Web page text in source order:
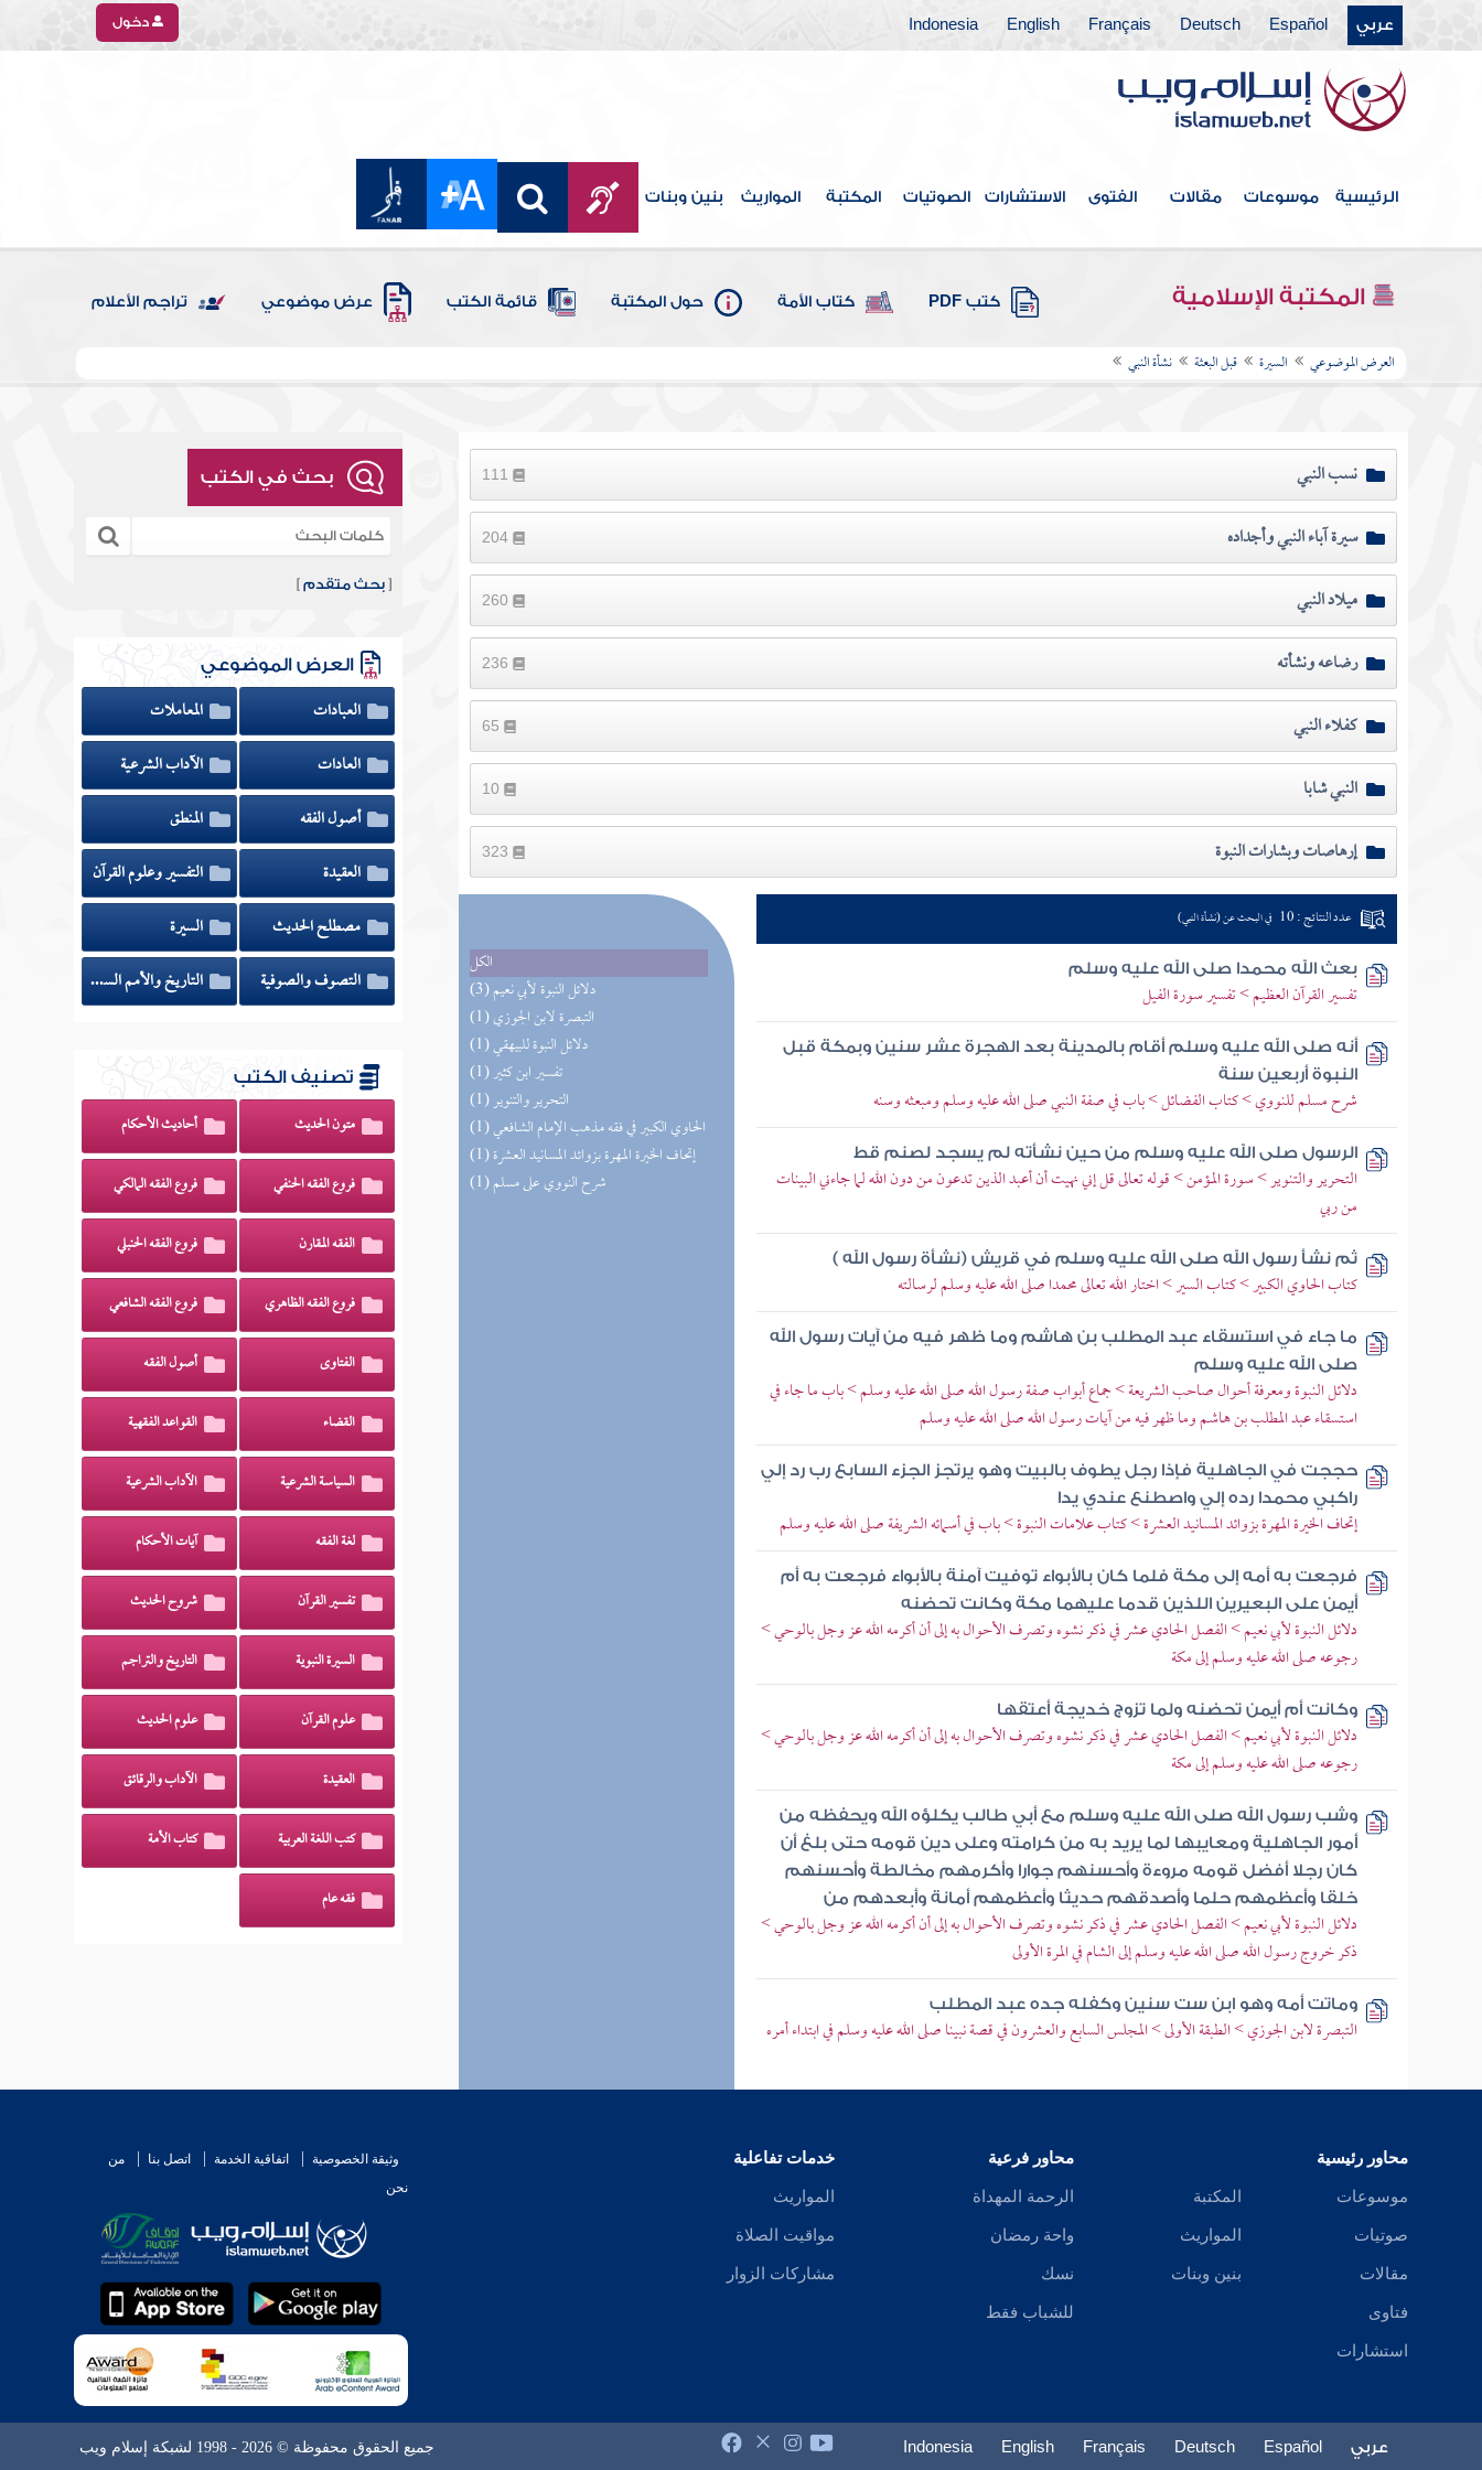
عربي Español
Deutsch
Français
English
Indonesia دخول
الرئيسية موسوعات مقالات الفتوى الاستشارات الصوتيات المكتبة المواريث بنين وبنات
المكتبة الإسلامية كتب PDF كتاب الأمة حول المكتبة قائمة الكتب عرض موضوعي تراجم الأعلام
العرض الموضوعي السيرة قبل البعثة نشأة النبي
نسب النبي
سيرة آباء النبي وأجداده 204
ميلاد النبي
رضاعه ونشأته
كفلاء النبي
النبي شابا
إرهاصات وبشارات النبوة
الكل
(3) دلائل النبوة لأبي نعيم
(1) التبصرة لابن الجوزي
(1) دلائل النبوة للبيهقي
(1) تفسير ابن كثير
(1) التحرير والتنوير
(1) الحاوي الكبير في فقه مذهب الإمام الشافعي
(1) إتحاف الخيرة المهرة بزوائد المسانيد العشرة
(1) شرح النووي على مسلم
عدد النتائج : 10 في البحث عن (نشأة النبي)
بعث الله محمدا صلى الله عليه وسلم
تفسير القرآن العظيم > تفسير سورة الفيل
أنه صلى الله عليه وسلم أقام بالمدينة بعد الهجرة عشر سنين وبمكة قبل
النبوة أربعين سنة
شرح مسلم للنووي > كتاب الفضائل > باب في صفة النبي صلى الله عليه وسلم ومبعثه وسنه
الرسول صلى الله عليه وسلم من حين نشأته لم يسجد لصنم قط
التحرير والتنوير > سورة المؤمن > قوله تعالى قل إني نهيت أن أعبد الذين تدعون من دون الله لما جاءني البينات
من ربي
ثم نشأ رسول الله صلى الله عليه وسلم في قريش (نشأة رسول الله )
كتاب الحاوي الكبير > كتاب السير > اختار الله تعالى محمدا صلى الله عليه وسلم لرسالته
ما جاء في استسقاء عبد المطلب بن هاشم وما ظهر فيه من آيات رسول الله
صلى الله عليه وسلم
دلائل النبوة ومعرفة أحوال صاحب الشريعة > جماع أبواب صفة رسول الله صلى الله عليه وسلم > باب ما جاء في
استسقاء عبد المطلب بن هاشم وما ظهر فيه من آيات رسول الله صلى الله عليه وسلم
حججت في الجاهلية فإذا رجل يطوف بالبيت وهو يرتجز الجزء السابع رب رد إلي
راكبي محمدا رده إلي واصطنع عندي يدا
إتحاف الخيرة المهرة بزوائد المسانيد العشرة > كتاب علامات النبوة > باب في أسمائه الشريفة صلى الله عليه وسلم
فرجعت به أمه إلى مكة فلما كان بالأبواء توفيت آمنة بالأبواء فرجعت به أم
أيمن على البعيرين اللذين قدما عليهما مكة وكانت تحضنه
دلائل النبوة لأبي نعيم > الفصل الحادي عشر في ذكر نشوه وتصرف الأحوال به إلى أن أكرمه الله عز وجل بالوحي >
رجوعه صلى الله عليه وسلم إلى مكة
وكانت أم أيمن تحضنه ولما تزوج خديجة أعتقها
دلائل النبوة لأبي نعيم > الفصل الحادي عشر في ذكر نشوه وتصرف الأحوال به إلى أن أكرمه الله عز وجل بالوحي >
رجوعه صلى الله عليه وسلم إلى مكة
وشب رسول الله صلى الله عليه وسلم مع أبي طالب يكلؤه الله ويحفظه من
أمور الجاهلية ومعايبها لما يريد به من كرامته وعلى دين قومه حتى بلغ أن
كان رجلا أفضل قومه مروءة وأحسنهم جوارا وأكرمهم مخالطة وأحسنهم
خلقا وأعظمهم حلما وأصدقهم حديثا وأعظمهم أمانة وأبعدهم من
دلائل النبوة لأبي نعيم > الفصل الحادي عشر في ذكر نشوه وتصرف الأحوال به إلى أن أكرمه الله عز وجل بالوحي >
ذكر خروج رسول الله صلى الله عليه وسلم إلى الشام في المرة الأولى
وماتت أمه وهو ابن ست سنين وكفله جده عبد المطلب
التبصرة لابن الجوزي > الطبقة الأولى > المجلس السابع والعشرون في قصة نبينا صلى الله عليه وسلم في ابتداء أمره
بحث في الكتب
[بحث متقدم ]
العرض الموضوعي
العبادات
المعاملات
العادات
الآداب الشرعية
أصول الفقه
المنطق
العقيدة
التفسير وعلوم القرآن
مصطلح الحديث
السيرة
التصوف والصوفية
التاريخ والأمم السابقة
تصنيف الكتب
متون الحديث أحاديث الأحكام
فروع الفقه الحنفي فروع الفقه المالكي
الفقه المقارن فروع الفقه الحنبلي
فروع الفقه الظاهري فروع الفقه الشافعي
الفتاوى أصول الفقه
القضاء القواعد الفقهية
السياسة الشرعية الآداب الشرعية
لغة الفقه آيات الأحكام
تفسير القرآن شروح الحديث
السيرة النبوية التاريخ والتراجم
علوم القرآن علوم الحديث
العقيدة الآداب والرقائق
كتب اللغة العربية كتاب الأمة
فقه عام
محاور رئيسية
موسوعات
صوتيات
مقالات
فتاوى
استشارات
المكتبة
المواريث
بنين وبنات
محاور فرعية
الرحمة المهداة
واحة رمضان
نسك
للشباب فقط
خدمات تفاعلية
المواريث
مواقيت الصلاة
مشاركات الزوار
وثيقة الخصوصية اتفاقية الخدمة اتصل بنا
من
نحن
عربي Español
Deutsch
Français
English
Indonesia جميع الحقوق محفوظة © 2026 - 1998 لشبكة إسلام ويب